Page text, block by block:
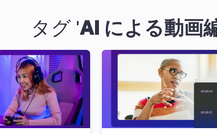
ログイン
無料で試す
タグ 'AI による動画